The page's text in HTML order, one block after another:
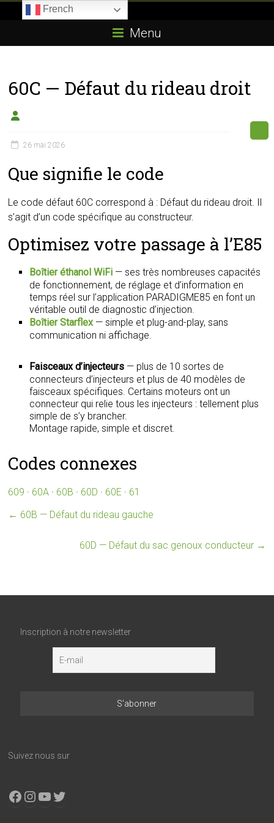
E85.com
passion
boîtier
Menu
60C — Défaut du rideau droit
26 mai 2026
Que signifie le code
Le code défaut 60C correspond à : Défaut du rideau droit. Il
s’agit d’un code spécifique au constructeur.
Optimisez votre passage à l’E85
Boîtier éthanol WiFi — ses très nombreuses capacités
de fonctionnement, de réglage et d’information en
temps réel sur l’application PARADIGME85 en font un
véritable outil de diagnostic d’injection.
Boîtier Starflex— simple et plug-and-play, sans
communication ni affichage.
Faisceaux d’injecteurs — plus de 10 sortes de
connecteurs d’injecteurs et plus de 40 modèles de
faisceaux spécifiques. Certains moteurs ont un
connecteur qui relie tous les injecteurs : tellement plus
simple de s’y brancher.
Montage rapide, simple et discret.
Codes connexes
609 · 60A · 60B · 60D · 60E · 61
← 60B — Défaut du rideau gauche
60D — Défaut du sac genoux conducteur →
Inscription à notre newsletter
Suivez nous sur
Facebook
Instagram
YouTube
X
French